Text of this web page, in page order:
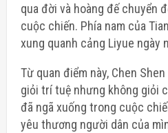
qua đời và hoàng đế chuyển
cuộc chiến. Phía nam của
xung quanh cảng Liyue ngày
Từ quan điểm này, Chen
giỏi trí tuệ nhưng không giỏi
đã ngã xuống trong cuộc
yêu thương người dân của